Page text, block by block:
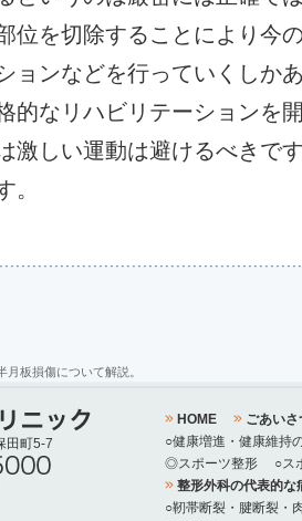
位を切除することにより今
ョンなどを行っていくしか
的なリハビリテーションを
激しい運動は避けるべきで
。
板損傷について解説。
田町5-7
HOME
ごあいさ
○健康増進・健康維持
◎スポーツ整形
○ス
整形外科の代表的な
○靭帯断裂・腱断裂・